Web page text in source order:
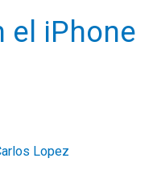
el iPhone
Lopez